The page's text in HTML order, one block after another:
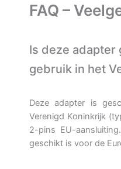
FAQ –
Is deze adapter
gebruik in het
Deze adapter is
Verenigd Koninkrijk
2-pins EU-
geschikt is voor de